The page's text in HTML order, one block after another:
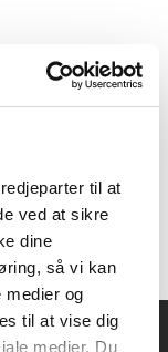
til at
ved at sikre
dine
så vi kan
medier og
til at vise dig
medier. Du